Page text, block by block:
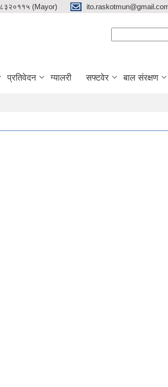
(Mayor)
प्रतिवेदन ग्यालरी सफ्टवेर बाल संरक्षण